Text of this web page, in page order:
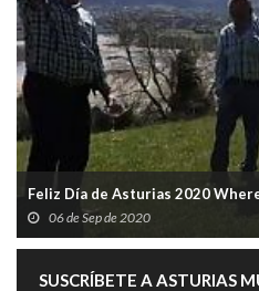
Feliz Día de Asturias 2020
06 de Sep de 2020
SUSCRÍBETE A ASTURIAS